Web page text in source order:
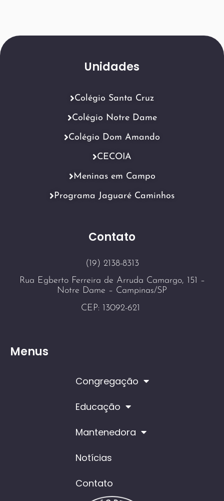
Contato
(19) 2138-8313
Rua Egberto Ferreira de Arruda Camargo, 151 –
Notre Dame – Campinas/SP
CEP: 13092-621
Menus
Congregação
Educação
Mantenedora
Notícias
Contato
Unidades
Colégio Santa Cruz
Colégio Notre Dame
Colégio Dom Amando
CECOIA
Meninas em Campo
Programa Jaguaré Caminhos